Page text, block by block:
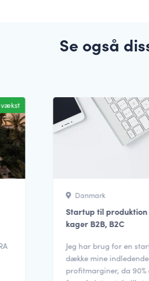
Se også
Danmark
Startup til produktion
kager B2B, B2C
Jeg har brug for en
dække mine
profitmarginer, da